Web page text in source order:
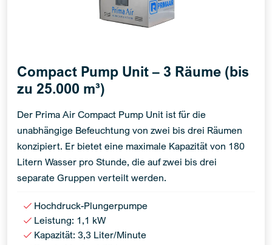
Compact Pump Unit – 3 Räume (bis
zu 25.000 m³)
Der Prima Air Compact Pump Unit ist für die
unabhängige Befeuchtung von zwei bis drei Räumen
konzipiert. Er bietet eine maximale Kapazität von 180
Litern Wasser pro Stunde, die auf zwei bis drei
separate Gruppen verteilt werden.
Hochdruck-Plungerpumpe
Leistung: 1,1 kW
Kapazität: 3,3 Liter/Minute